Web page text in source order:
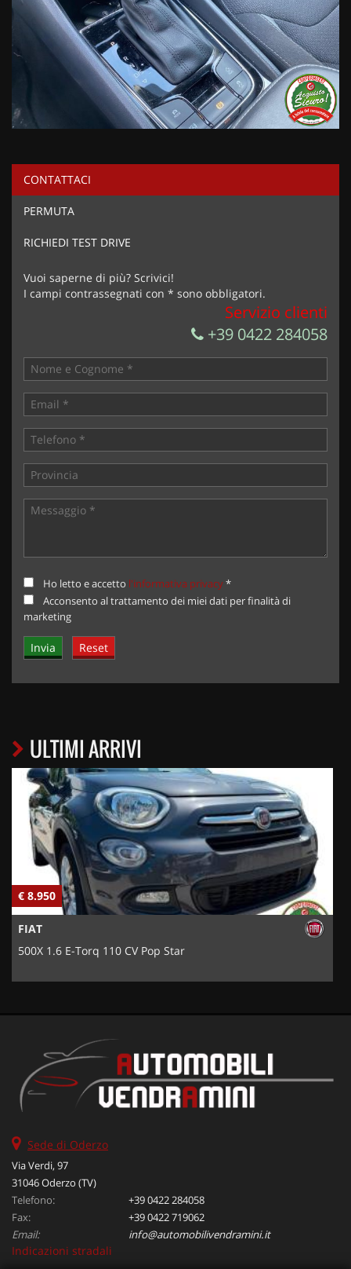
CONTATTACI
PERMUTA
RICHIEDI TEST DRIVE
Vuoi saperne di più? Scrivici!
I campi contrassegnati con * sono obbligatori.
Servizio clienti
+39 0422 284058
Ho letto e accetto l'informativa privacy*
Acconsento al trattamento dei miei dati per finalità di
marketing
ULTIMI ARRIVI
€ 8.950
FIAT
500X 1.6 E-Torq 110 CV Pop Star
Sede di Oderzo
Via Verdi, 97
31046 Oderzo (TV)
Telefono:
+39 0422 284058
Fax:
+39 0422 719062
Email:
info@automobilivendramini.it
Indicazioni stradali